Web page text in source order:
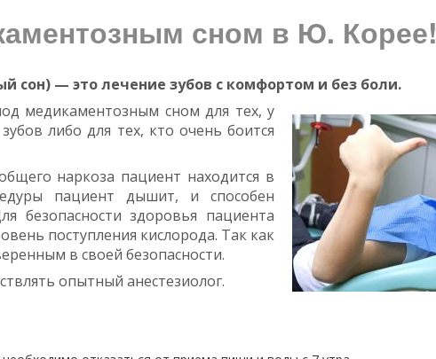
сном в Ю. Корее!
сон) — это лечение зубов с комфортом и без боли.
медикаментозным сном для тех, у
либо для тех, кто очень боится
наркоза пациент находится в
пациент дышит, и способен
безопасности здоровья пациента
поступления кислорода. Так как
в своей безопасности.
опытный анестезиолог.